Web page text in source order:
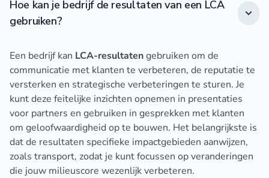
Hoe kan je bedrijf de resultaten van een LCA
gebruiken?
Een bedrijf kan LCA-resultatengebruiken om de
communicatie met klanten te verbeteren, de reputatie te
versterken en strategische verbeteringen te sturen. Je
kunt deze feitelijke inzichten opnemen in presentaties
voor partners en gebruiken in gesprekken met klanten
om geloofwaardigheid op te bouwen. Het belangrijkste is
dat de resultaten specifieke impactgebieden aanwijzen,
zoals transport, zodat je kunt focussen op veranderingen
die jouw milieuscore wezenlijk verbeteren.